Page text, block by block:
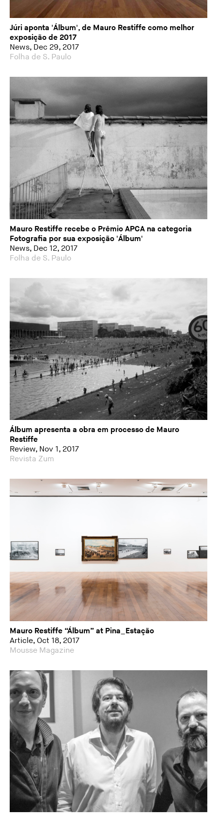
Júri aponta 'Álbum', de Mauro Restiffe como melhor
exposição de 2017
News, Dec 29, 2017
Folha de S. Paulo
Mauro Restiffe recebe o Prêmio APCA na categoria
Fotografia por sua exposição 'Álbum'
News, Dec 12, 2017
Folha de S. Paulo
Álbum apresenta a obra em processo de Mauro
Restiffe
Review, Nov 1, 2017
Revista Zum
Mauro Restiffe “Álbum” at Pina_Estação
Article, Oct 18, 2017
Mousse Magazine